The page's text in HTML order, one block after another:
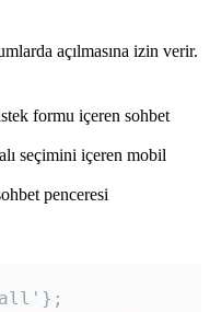
açılmasına izin verir.
formu içeren sohbet
seçimini içeren mobil
penceresi